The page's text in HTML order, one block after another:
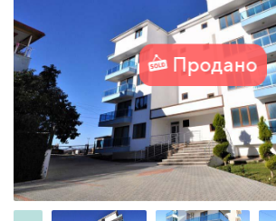
Продано